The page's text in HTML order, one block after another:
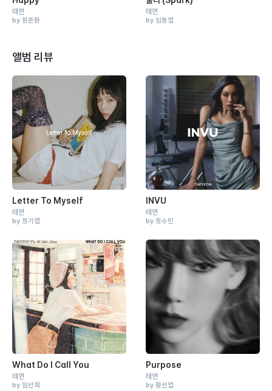
태연
by 장준환
태연
by 임동엽
앨범 리뷰
Letter To Myself
태연
by 정기엽
INVU
태연
by 정수민
What Do I Call You
태연
by 임선희
Purpose
태연
by 황선업